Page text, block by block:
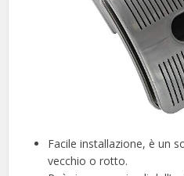
Facile installazione, è un
vecchio o rotto.